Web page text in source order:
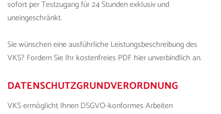
sofort per Testzugang für 24 Stunden exklusiv und
uneingeschränkt.
Sie wünschen eine ausführliche Leistungsbeschreibung des
VKS? Fordern Sie Ihr kostenfreies PDF hier unverbindlich an.
DATENSCHUTZGRUNDVERORDNUNG
VKSermöglicht Ihnen DSGVO-konformes Arbeiten